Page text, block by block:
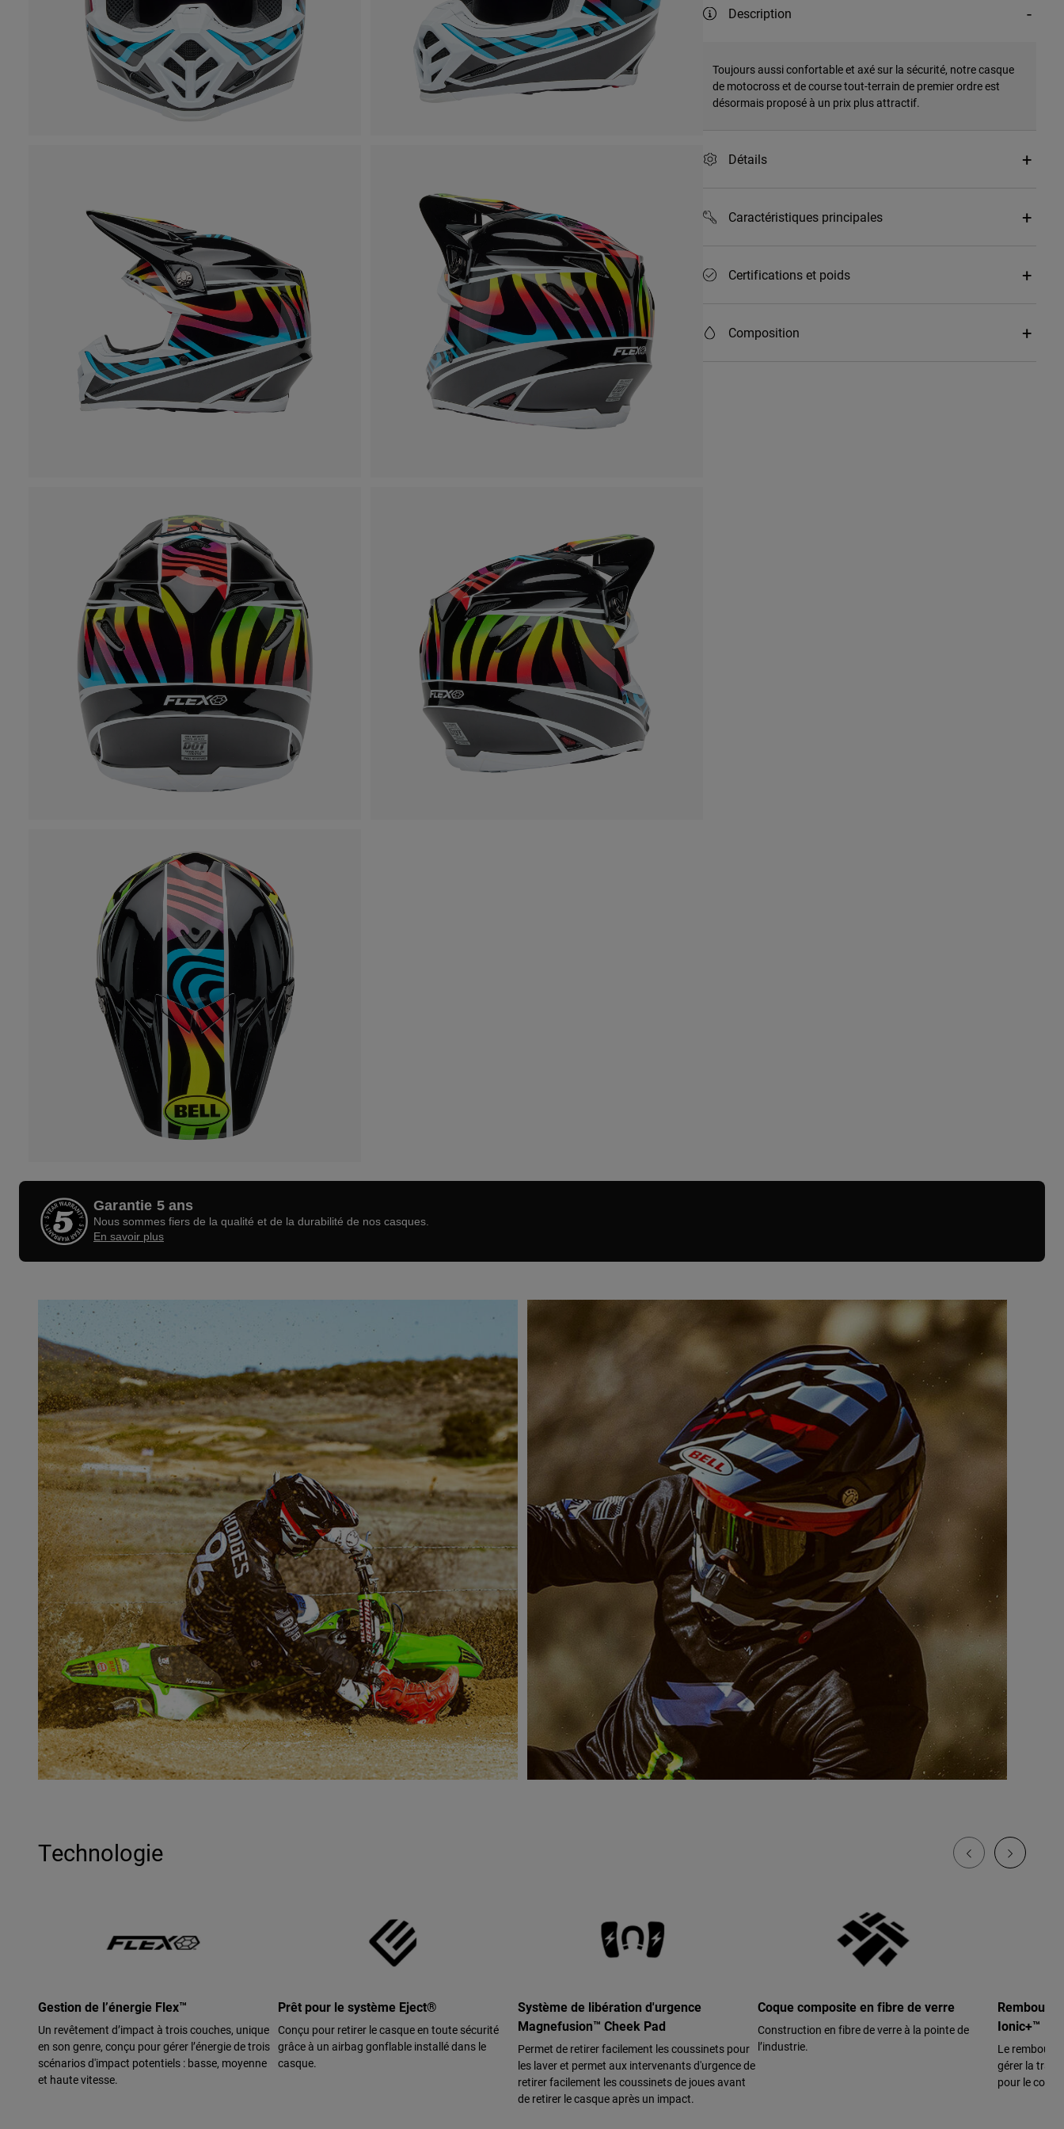
Description
Toujours aussi confortable et axé sur la sécurité, notre casque
de motocross et de course tout-terrain de premier ordre est
désormais proposé à un prix plus attractif.
Détails
Caractéristiques principales
Certifications et poids
Composition
Garantie 5 ans
Nous sommes fiers de la qualité et de la durabilité de nos casques.
En savoir plus
Technologie
Gestion de l’énergie Flex™
Un revêtement d’impact à trois couches, unique
en son genre, conçu pour gérer l’énergie de trois
scénarios d'impact potentiels : basse, moyenne
et haute vitesse.
Prêt pour le système Eject®
Conçu pour retirer le casque en toute sécurité
grâce à un airbag gonflable installé dans le
casque.
Système de libération d'urgence
Magnefusion™ Cheek Pad
Permet de retirer facilement les coussinets pour
les laver et permet aux intervenants d'urgence de
retirer facilement les coussinets de joues avant
de retirer le casque après un impact.
Coque composite en fibre de verre
Construction en fibre de verre à la pointe de
l’industrie.
Ionic+™
Le
gérer la
pour le